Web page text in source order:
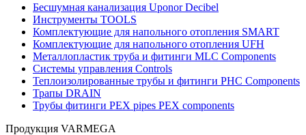
Бесшумная канализация Uponor Decibel
Инструменты TOOLS
Комплектующие для напольного отопления SMART
Комплектующие для напольного отопления UFH
Металлопластик труба и фитинги MLC Components
Системы управления Controls
Теплоизолированные трубы и фитинги PHC Components
Трапы DRAIN
Трубы фитинги PEX pipes PEX components
Продукция VARMEGA